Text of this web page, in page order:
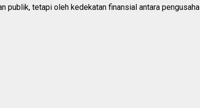
publik, tetapi oleh kedekatan finansial antara pengusaha